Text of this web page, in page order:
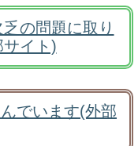
の問題に取り
イト)
でいます(外部